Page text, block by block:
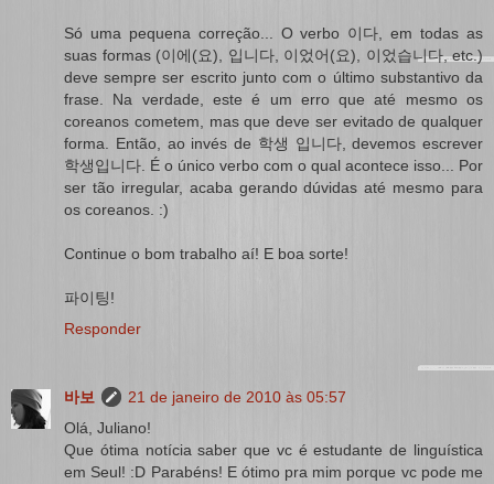
Só uma pequena correção... O verbo 이다, em todas as
suas formas (이에(요), 입니다, 이었어(요), 이었습니다, etc.)
deve sempre ser escrito junto com o último substantivo da
frase. Na verdade, este é um erro que até mesmo os
coreanos cometem, mas que deve ser evitado de qualquer
forma. Então, ao invés de 학생 입니다, devemos escrever
학생입니다. É o único verbo com o qual acontece isso... Por
ser tão irregular, acaba gerando dúvidas até mesmo para
os coreanos. :)
Continue o bom trabalho aí! E boa sorte!
파이팅!
Responder
바보
21 de janeiro de 2010 às 05:57
Olá, Juliano!
Que ótima notícia saber que vc é estudante de linguística
em Seul! :D Parabéns! E ótimo pra mim porque vc pode me